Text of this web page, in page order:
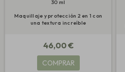
30 ml
Maquillaje y protección 2 en 1 con
una textura increíble
46,00 €
COMPRAR